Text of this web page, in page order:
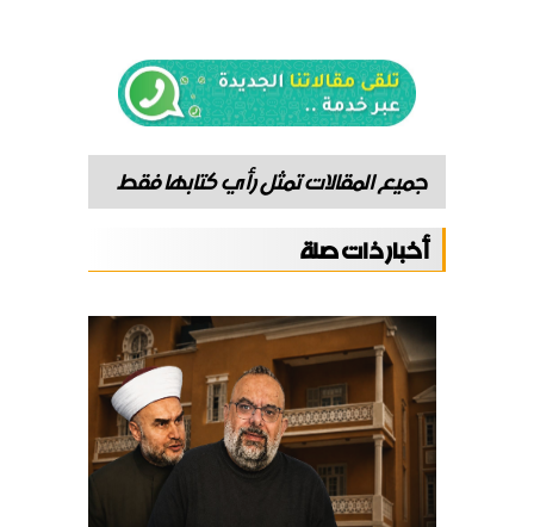
جميع المقالات تمثل رأي كتابها فقط
أخبار ذات صلة